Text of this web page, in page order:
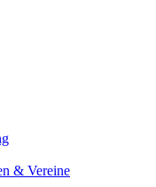
& Vereine